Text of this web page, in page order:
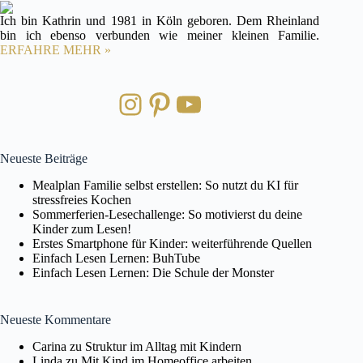
Ich bin Kathrin und 1981 in Köln geboren. Dem Rheinland
bin ich ebenso verbunden wie meiner kleinen Familie.
ERFAHRE MEHR »
Instagram
Pinterest
YouTube
Neueste Beiträge
Mealplan Familie selbst erstellen: So nutzt du KI für
stressfreies Kochen
Sommerferien-Lesechallenge: So motivierst du deine
Kinder zum Lesen!
Erstes Smartphone für Kinder: weiterführende Quellen
Einfach Lesen Lernen: BuhTube
Einfach Lesen Lernen: Die Schule der Monster
Neueste Kommentare
Carina zu Struktur im Alltag mit Kindern